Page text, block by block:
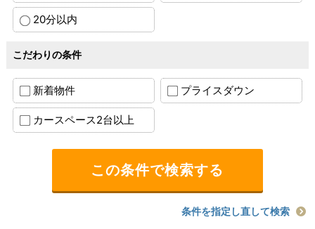
20分以内
こだわりの条件
新着物件 プライスダウン
カースペース2台以上
条件を指定し直して検索